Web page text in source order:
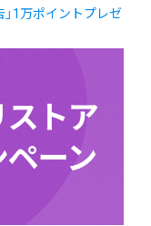
」1万ポイントプレゼ